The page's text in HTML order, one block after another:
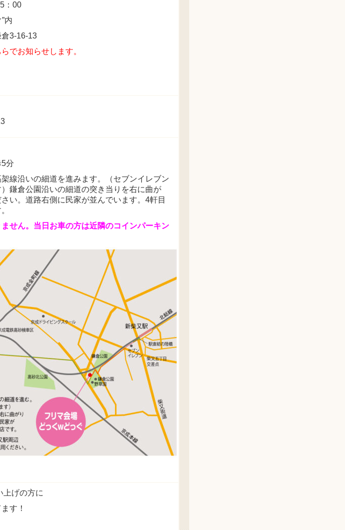
：00
内
倉3-16-13
でお知らせします。
分
線沿いの細道を進みます。（セブンイレブン
鎌倉公園沿いの細道の突き当りを右に曲が
い。道路右側に民家が並んでいます。4軒目
せん。 当日お車の方は近隣のコインパーキン
上げの方に
す！